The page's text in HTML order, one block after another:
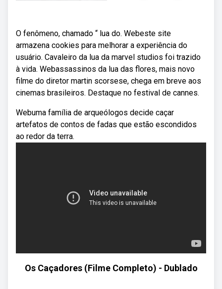
O fenômeno, chamado “ lua do. Webeste site
armazena cookies para melhorar a experiência do
usuário. Cavaleiro da lua da marvel studios foi trazido
à vida. Webassassinos da lua das flores, mais novo
filme do diretor martin scorsese, chega em breve aos
cinemas brasileiros. Destaque no festival de cannes.
Webuma família de arqueólogos decide caçar
artefatos de contos de fadas que estão escondidos
ao redor da terra.
Os Caçadores (Filme Completo) - Dublado